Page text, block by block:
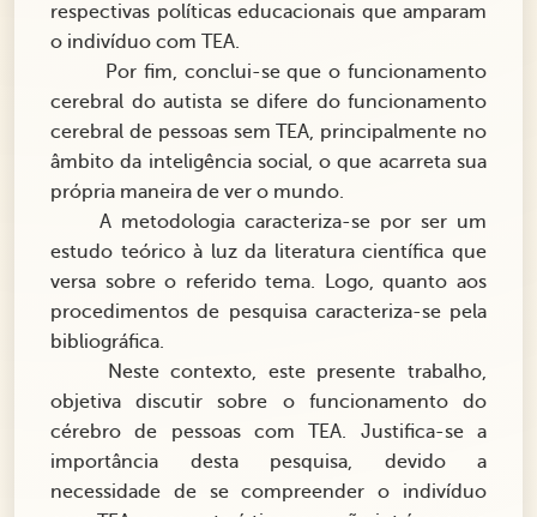
respectivas políticas educacionais que amparam
o indivíduo com TEA.
Por fim, conclui-se que o funcionamento
cerebral do autista se difere do funcionamento
cerebral de pessoas sem TEA, principalmente no
âmbito da inteligência social, o que acarreta sua
própria maneira de ver o mundo.
A metodologia caracteriza-se por ser um
estudo teórico à luz da literatura científica que
versa sobre o referido tema. Logo, quanto aos
procedimentos de pesquisa caracteriza-se pela
bibliográfica.
Neste contexto, este presente trabalho,
objetiva discutir sobre o funcionamento do
cérebro de pessoas com TEA. Justifica-se a
importância desta pesquisa, devido a
necessidade de se compreender o indivíduo